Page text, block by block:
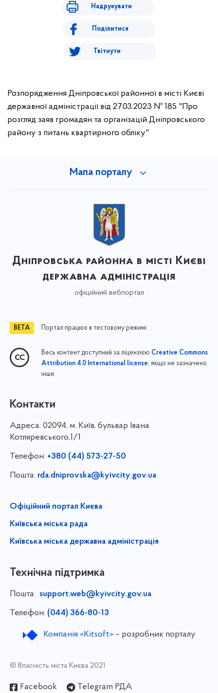
Надрукувати
Поділитися
Твітнути
Розпорядження Дніпровської районної в місті Києві
державної адміністрації від 27.03.2023 № 185 "Про
розгляд заяв громадян та організацій Дніпровського
району з питань квартирного обліку"
Мапа порталу
Дніпровська районна в місті Києві
державна адміністрація
офіційний вебпортал
Портал працює в тестовому режимі
Весь контент доступний за ліцензією Creative Commons
Attribution 4.0 International license, якщо не зазначено
інше
Контакти
Адреса: 02094, м. Київ, бульвар Івана
Котляревського,1/1
Телефон: +380 (44) 573-27-50
Пошта: rda.dniprovska@kyivcity.gov.ua
Офіційний портал Києва
Київська міська рада
Київська міська державна адміністрація
Технічна підтримка
Пошта: support.web@kyivcity.gov.ua
Телефон: (044) 366-80-13
Компанія «Kitsoft»– розробник порталу
© Власність міста Києва 2021
Facebook Telegram РДА